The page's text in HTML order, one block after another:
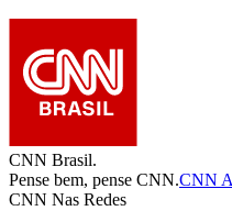
CNN Brasil.
Pense bem, pense CNN.CNN
CNN Nas Redes